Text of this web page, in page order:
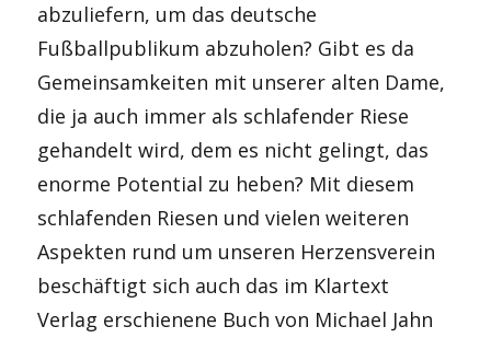
abzuliefern, um das deutsche
Fußballpublikum abzuholen? Gibt es da
Gemeinsamkeiten mit unserer alten Dame,
die ja auch immer als schlafender Riese
gehandelt wird, dem es nicht gelingt, das
enorme Potential zu heben? Mit diesem
schlafenden Riesen und vielen weiteren
Aspekten rund um unseren Herzensverein
beschäftigt sich auch das im Klartext
Verlag erschienene Buch von Michael Jahn